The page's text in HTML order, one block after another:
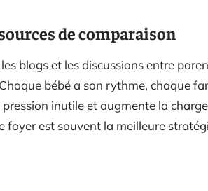
de comparaison
blogs et les discussions entre
bébé a son rythme, chaque
inutile et augmente la
foyer est souvent la meilleure